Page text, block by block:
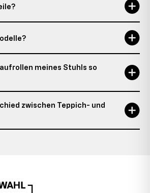
meines Stuhls so
zwischen Teppich- und